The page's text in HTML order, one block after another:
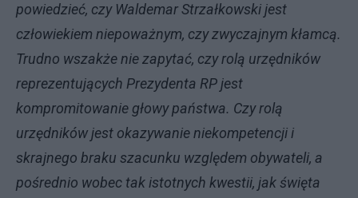
powiedzieć, czy Waldemar Strzałkowski jest
człowiekiem niepoważnym, czy zwyczajnym kłamcą.
Trudno wszakże nie zapytać, czy rolą urzędników
reprezentujących Prezydenta RP jest
kompromitowanie głowy państwa. Czy rolą
urzędników jest okazywanie niekompetencji i
skrajnego braku szacunku względem obywateli, a
pośrednio wobec tak istotnych kwestii, jak święta